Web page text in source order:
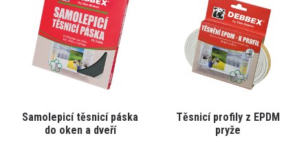
vybrat
stránce
produktu
stránce
produktu
VYBRAT VARIANTU
Tento
produkt
Samolepicí těsnicí páska
do oken a dveří
VYBRAT VARIANTU
Tento
produkt
Těsnicí profily z EPDM
pryže